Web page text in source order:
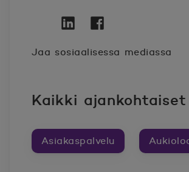
Jaa sosiaalisessa mediassa
Kaikki ajankohtaiset
Asiakaspalvelu